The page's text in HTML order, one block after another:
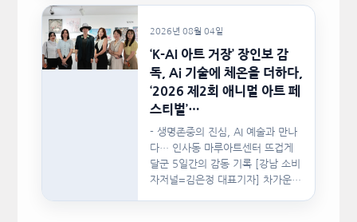
2026년 08월 04일
‘K-AI 아트 거장’ 장인보 감
독, Ai 기술에 체온을 더하다,
‘2026 제2회 애니멀 아트 페
스티벌’…
- 생명존중의 진심, AI 예술과 만나
다… 인사동 마루아트센터 뜨겁게
달군 5일간의 감동 기록 [강남 소비
자저널=김은정 대표기자] 차가운